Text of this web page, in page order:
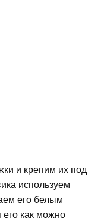
и крепим их под
используем
его белым
как можно